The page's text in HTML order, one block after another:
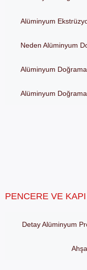
Alüminyum
Neden Alüminyum
Alüminyum
Alüminyum
PENCERE VE
Detay Alüminyum